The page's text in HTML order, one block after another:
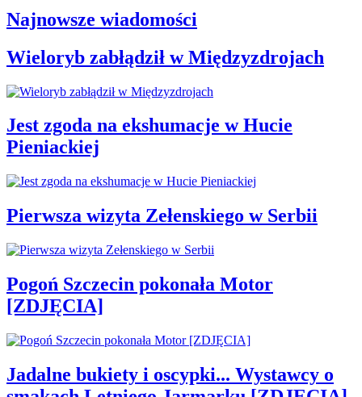
Najnowsze wiadomości
Wieloryb zabłądził w Międzyzdrojach
Jest zgoda na ekshumacje w Hucie
Pieniackiej
Pierwsza wizyta Zełenskiego w Serbii
Pogoń Szczecin pokonała Motor
[ZDJĘCIA]
Jadalne bukiety i oscypki... Wystawcy o